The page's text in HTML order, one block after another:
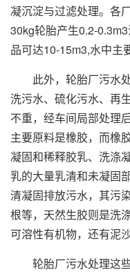
凝沉淀与过滤处理。各
30kg轮胎产生0.2-
品可达10-15m3,水中主
此外，轮胎厂污水处
洗污水、硫化污水、再
不重，经车间局部处理
主要原料是橡胶，而橡
凝固和稀释胶乳、洗涤
乳的大量乳清和未凝固
清凝固排放污水，其污
根等，天然生胶则是洗
可溶性有机物，还有泥
轮胎厂污水处理这些